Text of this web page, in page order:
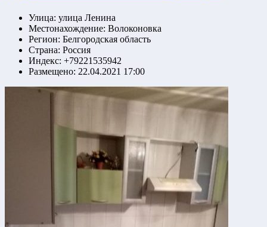
Улица: улица Ленина
Местонахождение: Волоконовка
Регион: Белгородская область
Страна: Россия
Индекс: +79221535942
Размещено: 22.04.2021 17:00